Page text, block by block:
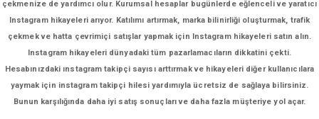
çekmenize de yardımcı olur. Kurumsal hesaplar bugünlerde eğlenceli ve yaratıcı
Instagram hikayeleri arıyor. Katılımı artırmak, marka bilinirliği oluşturmak, trafik
çekmek ve hatta çevrimiçi satışlar yapmak için Instagram hikayeleri satın alın.
Instagram hikayeleri dünyadaki tüm pazarlamacıların dikkatini çekti.
Hesabınızdaki ınstagram takipçi sayısı arttırmak ve hikayeleri diğer kullanıcılara
yaymak için instagram takipçi hilesi yardımıyla ücretsiz de sağlaya bilirsiniz.
Bunun karşılığında daha iyi satış sonuçları ve daha fazla müşteriye yol açar.